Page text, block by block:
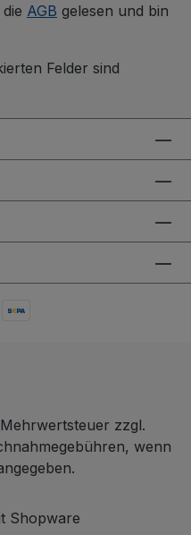
AGB gelesen und bin
Felder sind
zzgl.
wenn
Shopware